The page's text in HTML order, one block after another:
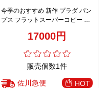
今季のおすすめ 新作 プラダ パン
プス フラットスーパーコピー メ
い レディース ブラック
17000円
販売個数1件
佐川急便 HOT